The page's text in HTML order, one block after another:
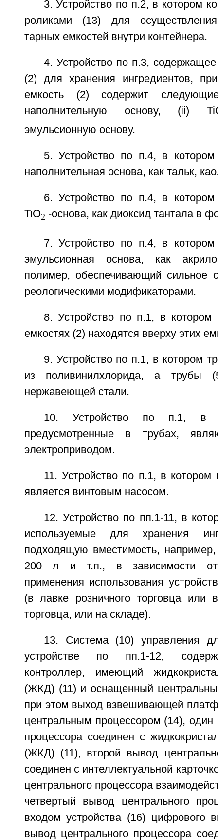
3. Устройство по п.2, в котором
роликами (13) для
тарных емкостей внутри контейнера.
4. Устройство по п.3,
(2) для хранения ингредиентов,
емкость (2) содержит
наполнительную основу, (ii)
эмульсионную основу.
5. Устройство по п.4, в котором
наполнительная основа, как тальк,
6. Устройство по п.4, в котором
TiO2 -основа, как диоксид тантала в
7. Устройство по п.4, в котором
эмульсионная основа, как
полимер, обеспечивающий сильное
реологическими модификаторами.
8. Устройство по п.1, в котором
емкостях (2) находятся вверху этих
9. Устройство по п.1, в котором
из поливинилхлорида, а трубы
нержавеющей стали.
10. Устройство по п.1, в
предусмотренные в трубах,
электроприводом.
11. Устройство по п.1, в котором
является винтовым насосом.
12. Устройство по пп.1-11, в
используемые для хранения
подходящую вместимость,
200 л и т.п., в зависимости от
применения использования
(в лавке розничного торговца или
торговца, или на складе).
13. Система (10) управления
устройстве по пп.1-12,
контроллер, имеющий
(ЖКД) (11) и оснащенный
при этом выход взвешивающей
центральным процессором (14), один
процессора соединен с
(ЖКД) (11), второй вывод
соединен с интеллектуальной
центрального процессора
четвертый вывод центрального
входом устройства (16) цифрового
вывод центрального процессора